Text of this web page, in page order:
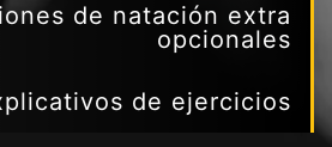
de natación extra
opcionales
de ejercicios